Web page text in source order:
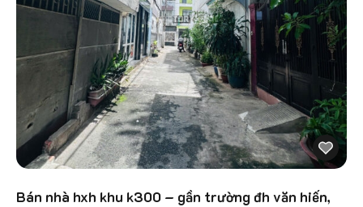
Bán nhà hxh khu k300 – gần trường đh văn hiến,